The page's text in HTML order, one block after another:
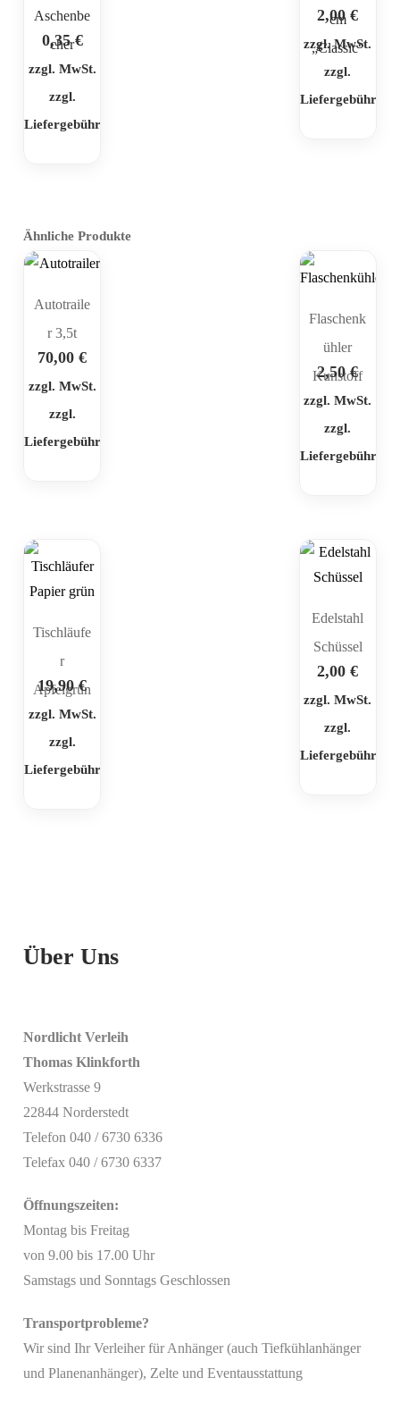
Aschenbe
cher
0,35€
zzgl. MwSt.
zzgl.
Liefergebühr
cm
„Classic“
2,00€
zzgl. MwSt.
zzgl.
Liefergebühr
Ähnliche Produkte
Autotraile
r 3,5t
70,00€
zzgl. MwSt.
zzgl.
Liefergebühr
Flaschenk
ühler
Kunstoff
2,50€
zzgl. MwSt.
zzgl.
Liefergebühr
Tischläufe
r
Apfelgrün
19,90€
zzgl. MwSt.
zzgl.
Liefergebühr
Edelstahl
Schüssel
2,00€
zzgl. MwSt.
zzgl.
Liefergebühr
Über Uns
Nordlicht Verleih
Thomas Klinkforth
Werkstrasse 9
22844 Norderstedt
Telefon 040 / 6730 6336
Telefax 040 / 6730 6337
Öffnungszeiten:
Montag bis Freitag
von 9.00 bis 17.00 Uhr
Samstags und Sonntags Geschlossen
Transportprobleme?
Wir sind Ihr Verleiher für Anhänger (auch Tiefkühlanhänger
und Planenanhänger), Zelte und Eventausstattung
Mit